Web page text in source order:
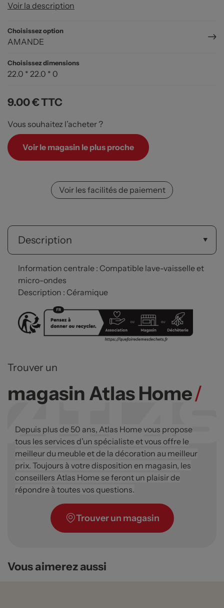
Voir la description
Choisissez option
AMANDE
Choisissez dimensions
22.0 * 22.0 * 0
9.00 €TTC
Vous souhaitez l’acheter ?
Voir le magasin le plus proche
Voir les facilités de paiement
Description
Information centrale : Compatible lave-vaisselle et
micro-ondes
Description : Céramique
Trouver un
magasin Atlas Home/
Depuis plus de 50 ans, Atlas Home vous propose
tous les services d’un spécialiste et vous offre le
meilleur du meuble et de la décoration au meilleur
prix. Toujours à votre disposition en magasin, les
conseillers Atlas Home se feront un plaisir de
répondre à toutes vos questions.
Trouver un magasin
Vous aimerez aussi